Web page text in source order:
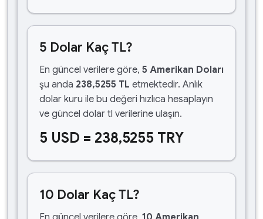
5 Dolar Kaç TL?
En güncel verilere göre, 5 Amerikan Doları
şu anda 238,5255 TL etmektedir. Anlık
dolar kuru ile bu değeri hızlıca hesaplayın
ve güncel dolar tl verilerine ulaşın.
5 USD = 238,5255 TRY
10 Dolar Kaç TL?